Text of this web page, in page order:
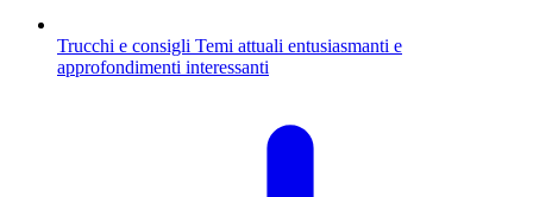
Trucchi e consigli Temi attuali entusiasmanti e
approfondimenti interessanti